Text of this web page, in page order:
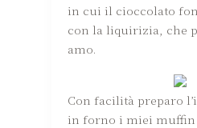
in cui il cioccolato
con la liquirizia, che
amo.
Con facilità preparo
in forno i miei muffin